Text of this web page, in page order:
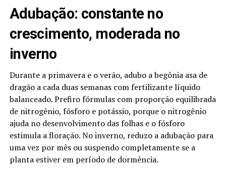
Adubação: constante no
crescimento, moderada no
inverno
Durante a primavera e o verão, adubo a begônia asa de
dragão a cada duas semanas com fertilizante líquido
balanceado. Prefiro fórmulas com proporção equilibrada
de nitrogênio, fósforo e potássio, porque o nitrogênio
ajuda no desenvolvimento das folhas e o fósforo
estimula a floração. No inverno, reduzo a adubação para
uma vez por mês ou suspendo completamente se a
planta estiver em período de dormência.